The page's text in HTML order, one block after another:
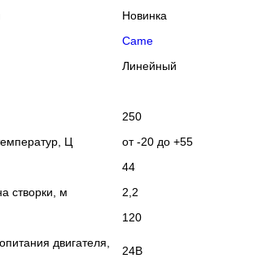
Новинка
Came
Линейный
250
Ц
от -20 до +55
44
створки, м
2,2
120
двигателя,
24В